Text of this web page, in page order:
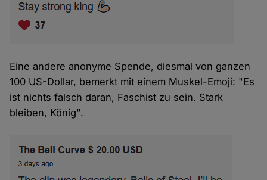
Eine andere anonyme Spende, diesmal von ganzen
100 US-Dollar, bemerkt mit einem Muskel-Emoji: "Es
ist nichts falsch daran, Faschist zu sein. Stark
bleiben, König".